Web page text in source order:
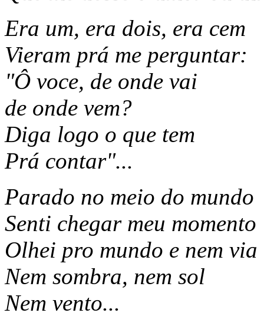
Era um, era dois, era cem
Vieram prá me perguntar:
"Ô voce, de onde vai
de onde vem?
Diga logo o que tem
Prá contar"...
Parado no meio do mundo
Senti chegar meu momento
Olhei pro mundo e nem via
Nem sombra, nem sol
Nem vento...